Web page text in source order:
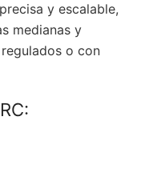
y escalable,
medianas y
o con